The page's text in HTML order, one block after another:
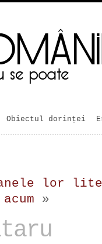
Obiectul dorinței
lor
»